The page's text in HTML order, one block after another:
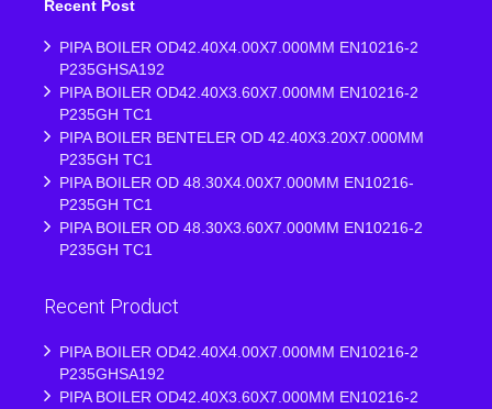
Recent Post
PIPA BOILER OD42.40X4.00X7.000MM EN10216-2
P235GHSA192
PIPA BOILER OD42.40X3.60X7.000MM EN10216-2
P235GH TC1
PIPA BOILER BENTELER OD 42.40X3.20X7.000MM
P235GH TC1
PIPA BOILER OD 48.30X4.00X7.000MM EN10216-
P235GH TC1
PIPA BOILER OD 48.30X3.60X7.000MM EN10216-2
P235GH TC1
Recent Product
PIPA BOILER OD42.40X4.00X7.000MM EN10216-2
P235GHSA192
PIPA BOILER OD42.40X3.60X7.000MM EN10216-2